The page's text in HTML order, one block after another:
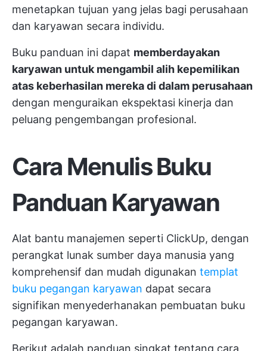
menetapkan tujuan yang jelas bagi perusahaan
dan karyawan secara individu.
Buku panduan ini dapat memberdayakan
karyawan untuk mengambil alih kepemilikan
atas keberhasilan mereka di dalam perusahaan
dengan menguraikan ekspektasi kinerja dan
peluang pengembangan profesional.
Cara Menulis Buku
Panduan Karyawan
Alat bantu manajemen seperti ClickUp, dengan
perangkat lunak sumber daya manusia yang
komprehensif dan mudah digunakan templat
buku pegangan karyawan dapat secara
signifikan menyederhanakan pembuatan buku
pegangan karyawan.
Berikut adalah panduan singkat tentang cara